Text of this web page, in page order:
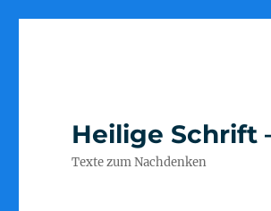
Heilige Schrift
Texte zum Nachdenken